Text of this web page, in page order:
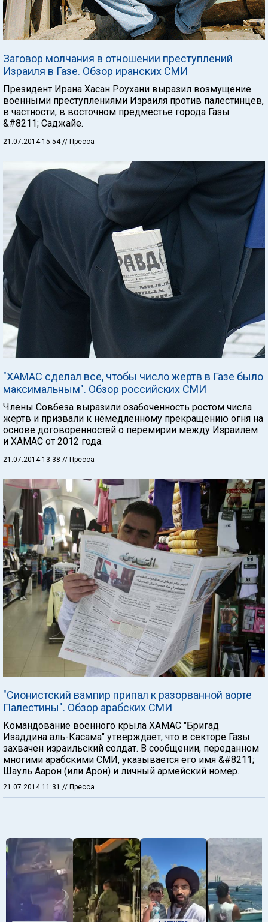
Заговор молчания в отношении преступлений
Израиля в Газе. Обзор иранских СМИ
Президент Ирана Хасан Роухани выразил возмущение
военными преступлениями Израиля против палестинцев,
в частности, в восточном предместье города Газы
&#8211; Саджайе.
21.07.2014 15:54 // Пресса
"ХАМАС сделал все, чтобы число жертв в Газе было
максимальным". Обзор российских СМИ
Члены Совбеза выразили озабоченность ростом числа
жертв и призвали к немедленному прекращению огня на
основе договоренностей о перемирии между Израилем
и ХАМАС от 2012 года.
21.07.2014 13:38 // Пресса
"Сионистский вампир припал к разорванной аорте
Палестины". Обзор арабских СМИ
Командование военного крыла ХАМАС "Бригад
Изаддина аль-Касама" утверждает, что в секторе Газы
захвачен израильский солдат. В сообщении, переданном
многими арабскими СМИ, указывается его имя &#8211;
Шауль Аарон (или Арон) и личный армейский номер.
21.07.2014 11:31 // Пресса